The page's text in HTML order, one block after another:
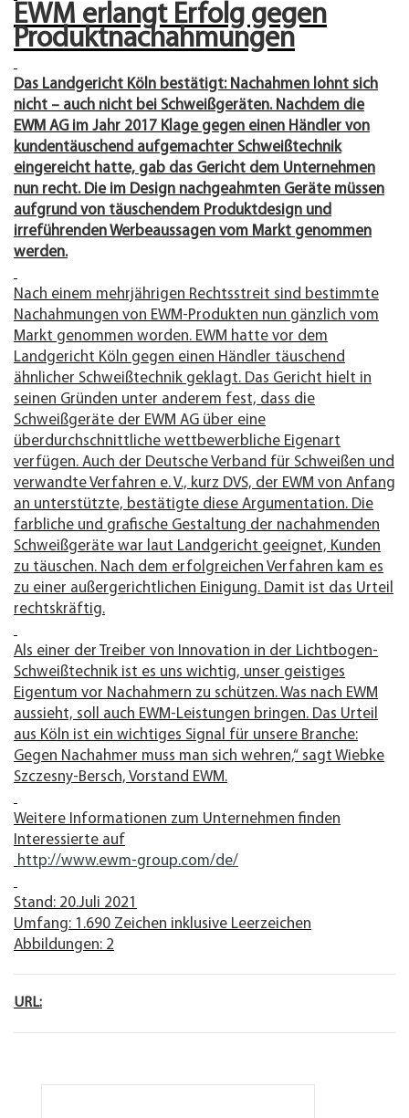
EWM erlangt Erfolg gegen
Produktnachahmungen
Das Landgericht Köln bestätigt: Nachahmen lohnt sich
nicht – auch nicht bei Schweißgeräten. Nachdem die
EWM AG im Jahr 2017 Klage gegen einen Händler von
kundentäuschend aufgemachter Schweißtechnik
eingereicht hatte, gab das Gericht dem Unternehmen
nun recht. Die im Design nachgeahmten Geräte müssen
aufgrund von täuschendem Produktdesign und
irreführenden Werbeaussagen vom Markt genommen
werden.
Nach einem mehrjährigen Rechtsstreit sind bestimmte
Nachahmungen von EWM-Produkten nun gänzlich vom
Markt genommen worden. EWM hatte vor dem
Landgericht Köln gegen einen Händler täuschend
ähnlicher Schweißtechnik geklagt. Das Gericht hielt in
seinen Gründen unter anderem fest, dass die
Schweißgeräte der EWM AG über eine
überdurchschnittliche wettbewerbliche Eigenart
verfügen. Auch der Deutsche Verband für Schweißen und
verwandte Verfahren e. V., kurz DVS, der EWM von Anfang
an unterstützte, bestätigte diese Argumentation. Die
farbliche und grafische Gestaltung der nachahmenden
Schweißgeräte war laut Landgericht geeignet, Kunden
zu täuschen. Nach dem erfolgreichen Verfahren kam es
zu einer außergerichtlichen Einigung. Damit ist das Urteil
rechtskräftig.
Als einer der Treiber von Innovation in der Lichtbogen-
Schweißtechnik ist es uns wichtig, unser geistiges
Eigentum vor Nachahmern zu schützen. Was nach EWM
aussieht, soll auch EWM-Leistungen bringen. Das Urteil
aus Köln ist ein wichtiges Signal für unsere Branche:
Gegen Nachahmer muss man sich wehren,“ sagt Wiebke
Szczesny-Bersch, Vorstand EWM.
Weitere Informationen zum Unternehmen finden
Interessierte auf
http://www.ewm-group.com/de/
Stand: 20.Juli 2021
Umfang: 1.690 Zeichen inklusive Leerzeichen
Abbildungen: 2
URL: